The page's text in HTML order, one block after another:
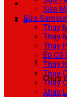
0
Chưa
Sửa
Sửa
Thay
Thay
Thay
Ép Cổ
Thay
Thay
Thay
Thay